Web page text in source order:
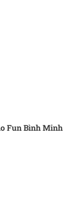
Fun Bình Minh